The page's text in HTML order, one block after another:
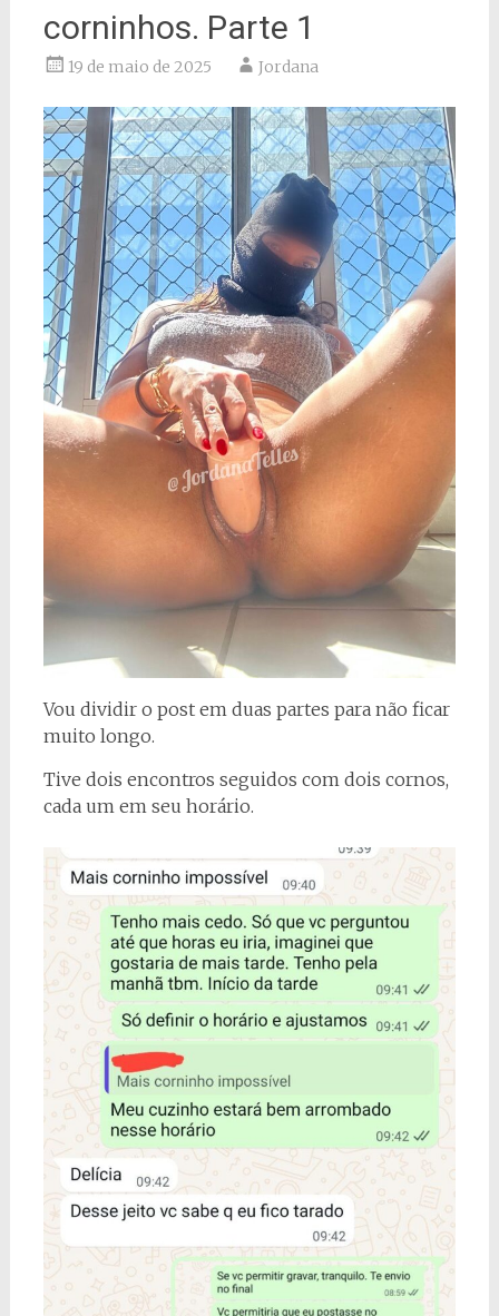
corninhos. Parte 1
19 de maio de 2025 Jordana
Vou dividir o post em duas partes para não ficar
muito longo.
Tive dois encontros seguidos com dois cornos,
cada um em seu horário.